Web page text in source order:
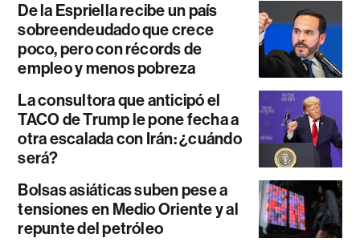
De la Espriella recibe un país
sobreendeudado que crece
poco, pero con récords de
empleo y menos pobreza
La consultora que anticipó el
TACO de Trump le pone fecha a
otra escalada con Irán: ¿cuándo
será?
Bolsas asiáticas suben pese a
tensiones en Medio Oriente y al
repunte del petróleo